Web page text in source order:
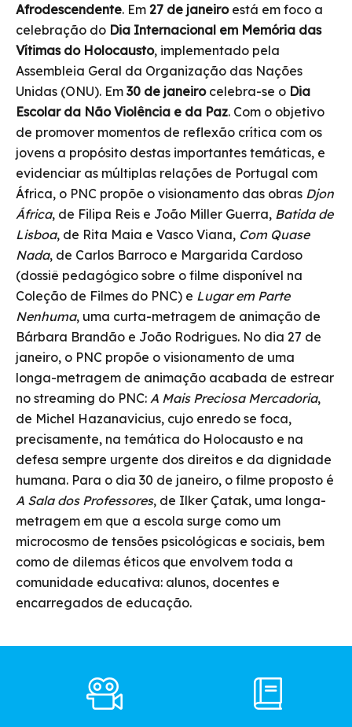
Afrodescendente. Em 27 de janeiroestá em foco a
celebração do Dia Internacional em Memória das
Vítimas do Holocausto, implementado pela
Assembleia Geral da Organização das Nações
Unidas (ONU). Em 30 de janeirocelebra-se o Dia
Escolar da Não Violência e da Paz. Com o objetivo
de promover momentos de reflexão crítica com os
jovens a propósito destas importantes temáticas, e
evidenciar as múltiplas relações de Portugal com
África, o PNC propõe o visionamento das obras Djon
África, de Filipa Reis e João Miller Guerra, Batida de
Lisboa, de Rita Maia e Vasco Viana, Com Quase
Nada, de Carlos Barroco e Margarida Cardoso
(dossiê pedagógico sobre o filme disponível na
Coleção de Filmes do PNC) e Lugar em Parte
Nenhuma, uma curta-metragem de animação de
Bárbara Brandão e João Rodrigues. No dia 27 de
janeiro, o PNC propõe o visionamento de uma
longa-metragem de animação acabada de estrear
no streaming do PNC: A Mais Preciosa Mercadoria,
de Michel Hazanavicius, cujo enredo se foca,
precisamente, na temática do Holocausto e na
defesa sempre urgente dos direitos e da dignidade
humana. Para o dia 30 de janeiro, o filme proposto é
A Sala dos Professores, de Ilker Çatak, uma longa-
metragem em que a escola surge como um
microcosmo de tensões psicológicas e sociais, bem
como de dilemas éticos que envolvem toda a
comunidade educativa: alunos, docentes e
encarregados de educação.